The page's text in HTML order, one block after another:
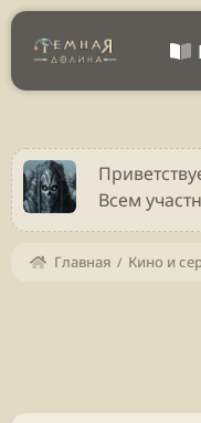
Всем
Главная Кино и